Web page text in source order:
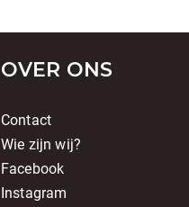
OVER ONS
Contact
Wie zijn wij?
Facebook
Instagram